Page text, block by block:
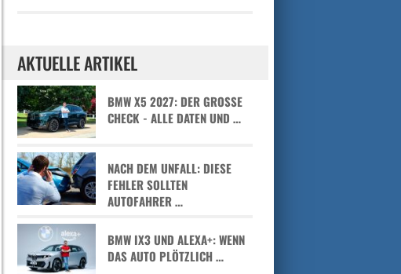
AKTUELLE ARTIKEL
BMW X5 2027: DER GROSSE C
HECK - ALLE DATEN UND …
NACH DEM UNFALL: DIESE
FEHLER SOLLTEN
AUTOFAHRER …
BMW IX3 UND ALEXA+: WENN
DAS AUTO PLÖTZLICH …